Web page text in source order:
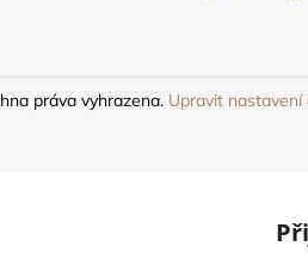
práva vyhrazena. Upravit nastavení